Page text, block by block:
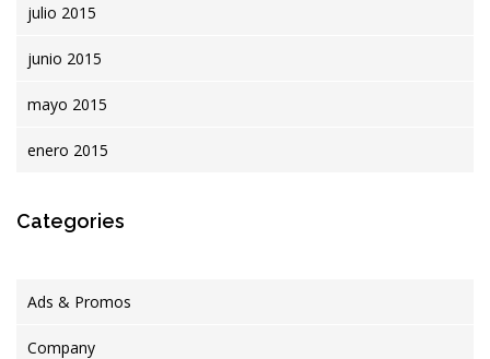
julio 2015
junio 2015
mayo 2015
enero 2015
Categories
Ads & Promos
Company